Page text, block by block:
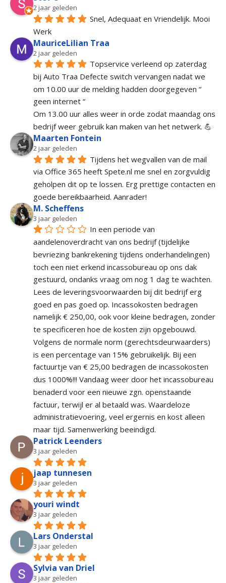
2 jaar geleden
Snel, Adequaat en Vriendelijk. Mooi
Werk
MauriceLilian Traa
2 jaar geleden
Topservice verleend op zaterdag
bij Auto Traa Defecte switch vervangen nadat we
om 10.00 uur de melding hadden doorgegeven “
geen internet “
Om 13.00 uur alles weer in orde zodat maandag ons
bedrijf weer gebruik kan maken van het netwerk. 💪
Maarten Fontein
2 jaar geleden
Tijdens het wegvallen van de mail
via Office 365 heeft Spete.nl me snel en zorgvuldig
geholpen dit op te lossen. Erg prettige contacten en
goede bereikbaarheid. Aanrader!
M. Scheffens
3 jaar geleden
In een periode van
aandelenoverdracht van ons bedrijf (tijdelijke
bevriezing bankrekening tijdens onderhandelingen)
toch een niet erkend incassobureau op ons dak
gestuurd, ondanks vraag om nog 1 dag te wachten.
Lees de leveringsvoorwaarden bij dit bedrijf erg
goed en pas goed op. Incassokosten bedragen
namelijk € 250,00, ook voor kleine bedragen, zonder
te specificeren hoe de kosten zijn opgebouwd.
Volgens de normale norm (gerechtsdeurwaarders)
is een percentage van 15% gebruikelijk. Bij een
factuurtje van € 25,00 bedragen de incassokosten
dus 1000%!!! Vandaag weer door het incassobureau
benaderd voor een nieuwe zgn. openstaande
factuur, terwijl er al betaald was. Waardeloze
administratievoering, veel ergernis en kost alleen
maar tijd. Samenwerking beeindigd.
Patrick Leenders
3 jaar geleden
jaap tunnesen
3 jaar geleden
youri windt
3 jaar geleden
Lars Onderstal
3 jaar geleden
Sylvia van Driel
3 jaar geleden